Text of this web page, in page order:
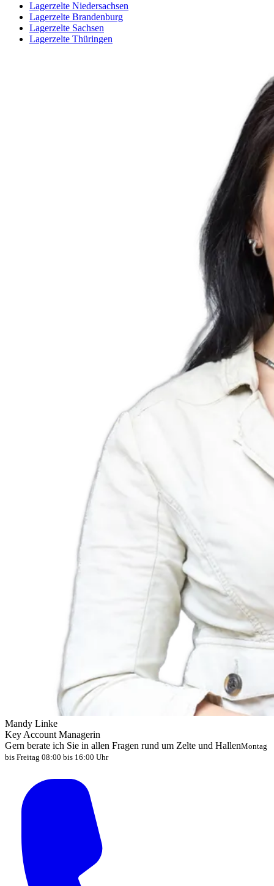
Lagerzelte Niedersachsen
Lagerzelte Brandenburg
Lagerzelte Sachsen
Lagerzelte Thüringen
Mandy Linke
Key Account Managerin
Gern berate ich Sie in allen Fragen rund um Zelte und HallenMontag
bis Freitag 08:00 bis 16:00 Uhr